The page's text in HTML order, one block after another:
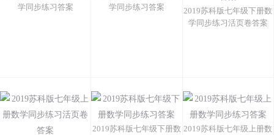
学同步练习答案
学同步练习答案
2019苏科版七年级下册数
学同步练习活页卷答案
2019苏科版七年级下册数 2019苏科版七年级上册数